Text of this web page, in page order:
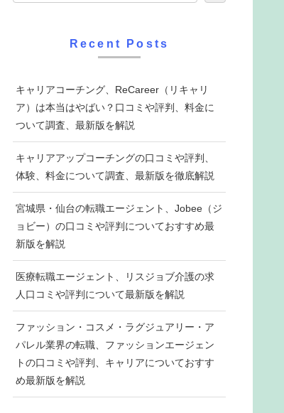
Recent Posts
キャリアコーチング、ReCareer（リキャリ
ア）は本当はやばい？口コミや評判、料金に
ついて調査、最新版を解説
キャリアアップコーチングの口コミや評判、
体験、料金について調査、最新版を徹底解説
宮城県・仙台の転職エージェント、Jobee（ジ
ョビー）の口コミや評判についておすすめ最
新版を解説
医療転職エージェント、リスジョブ介護の求
人口コミや評判について最新版を解説
ファッション・コスメ・ラグジュアリー・ア
パレル業界の転職、ファッションエージェン
トの口コミや評判、キャリアについておすす
め最新版を解説